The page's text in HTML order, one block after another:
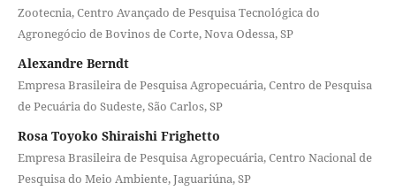
Zootecnia, Centro Avançado de Pesquisa Tecnológica do
Agronegócio de Bovinos de Corte, Nova Odessa, SP
Alexandre Berndt
Empresa Brasileira de Pesquisa Agropecuária, Centro de Pesquisa
de Pecuária do Sudeste, São Carlos, SP
Rosa Toyoko Shiraishi Frighetto
Empresa Brasileira de Pesquisa Agropecuária, Centro Nacional de
Pesquisa do Meio Ambiente, Jaguariúna, SP